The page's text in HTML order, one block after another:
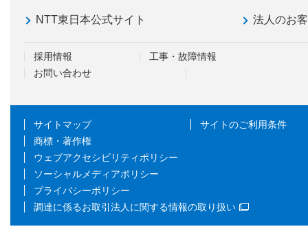
NTT東日本公式サイト 法人のお
採用情報
工事・故障情報
お問い合わせ
サイトマップ
サイトのご利用条件
商標・著作権
ウェブアクセシビリティポリシー
ソーシャルメディアポリシー
プライバシーポリシー
調達に係るお取引法人に関する情報の取り扱い